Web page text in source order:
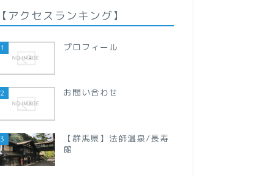
【アクセスランキング】
1 プロフィール
2 お問い合わせ
3
【群馬県】法師温泉/長寿
館